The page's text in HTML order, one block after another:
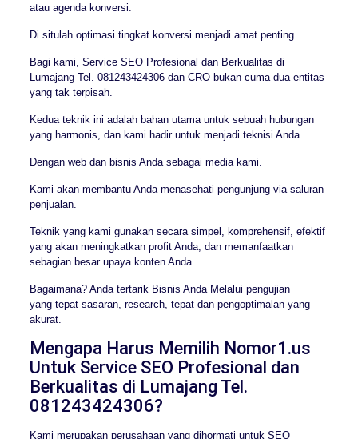
atau agenda konversi.
Di situlah optimasi tingkat konversi menjadi amat penting.
Bagi kami, Service SEO Profesional dan Berkualitas di
Lumajang Tel. 081243424306 dan CRO bukan cuma dua entitas
yang tak terpisah.
Kedua teknik ini adalah bahan utama untuk sebuah hubungan
yang harmonis, dan kami hadir untuk menjadi teknisi Anda.
Dengan web dan bisnis Anda sebagai media kami.
Kami akan membantu Anda menasehati pengunjung via saluran
penjualan.
Teknik yang kami gunakan secara simpel, komprehensif, efektif
yang akan meningkatkan profit Anda, dan memanfaatkan
sebagian besar upaya konten Anda.
Bagaimana? Anda tertarik Bisnis Anda Melalui pengujian
yang tepat sasaran, research, tepat dan pengoptimalan yang
akurat.
Mengapa Harus Memilih Nomor1.us
Untuk Service SEO Profesional dan
Berkualitas di Lumajang Tel.
081243424306?
Kami merupakan perusahaan yang dihormati untuk SEO